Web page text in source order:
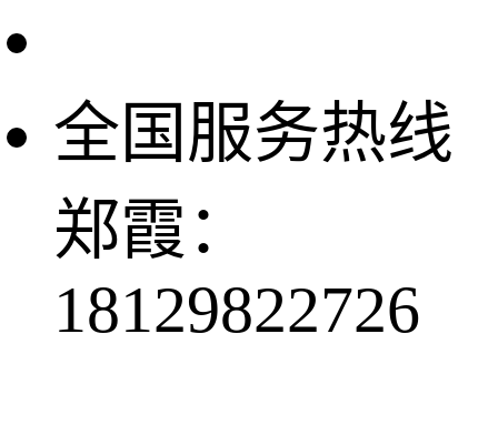
全国服务热线
郑霞：
18129822726